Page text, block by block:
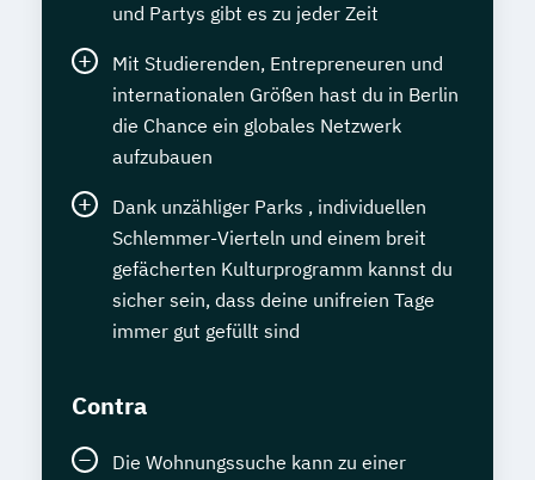
und Partys gibt es zu jeder Zeit
Mit Studierenden, Entrepreneuren und
internationalen Größen hast du in Berlin
die Chance ein globales Netzwerk
aufzubauen
Dank unzähliger Parks , individuellen
Schlemmer-Vierteln und einem breit
gefächerten Kulturprogramm kannst du
sicher sein, dass deine unifreien Tage
immer gut gefüllt sind
Contra
Die Wohnungssuche kann zu einer